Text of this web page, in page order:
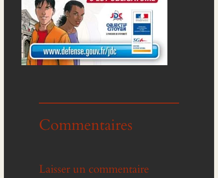
Commentaires
Laisser un commentaire